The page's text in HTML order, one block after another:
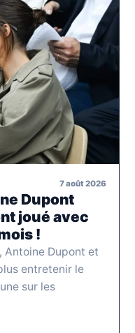
7 août 2026
Dupont
joué avec
!
Antoine Dupont et
entretenir le
sur les